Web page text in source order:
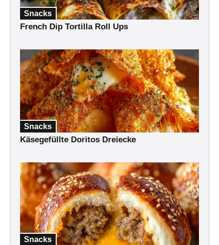
Snacks
French Dip Tortilla Roll Ups
Snacks
Käsegefüllte Doritos Dreiecke
Snacks